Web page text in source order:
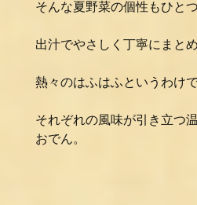
そんな夏野菜の個性もひと
出汁でやさしく丁寧にまとめ
熱々のはふはふというわけで
それぞれの風味が引き立つ
おでん。